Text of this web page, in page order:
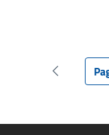
Pagina